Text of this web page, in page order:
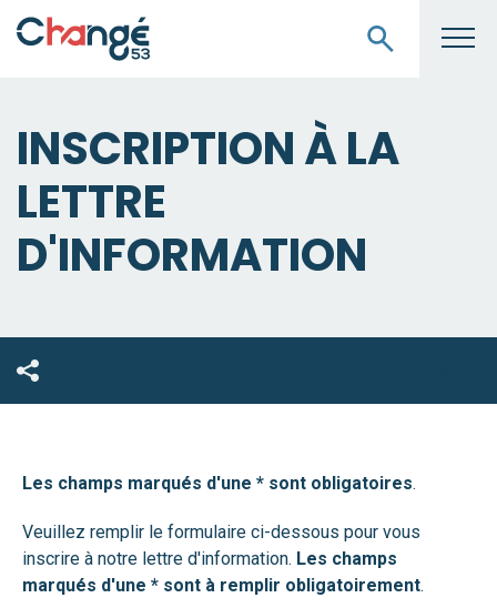
INSCRIPTION À LA
LETTRE
D'INFORMATION
Les champs marqués d'une * sont obligatoires.
Veuillez remplir le formulaire ci-dessous pour vous
inscrire à notre lettre d'information. Les champs
marqués d'une * sont à remplir obligatoirement.